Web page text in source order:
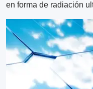
en forma de radiación